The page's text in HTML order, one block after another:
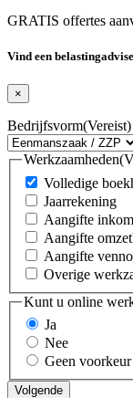
GRATIS offertes
Vind een
×
Bedrijfsvorm(Vereist)
Werkzaamheden
Volledige
Jaarrekening
Aangifte
Aangifte
Aangifte
Overige
Kunt u online
Ja
Nee
Geen voorkeur